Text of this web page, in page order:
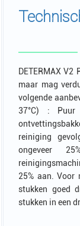
DETERMAX
maar mag
volgende
37°C) :
reiniging
ongeveer
25% aan. Voor
stukken goed
stukken in een